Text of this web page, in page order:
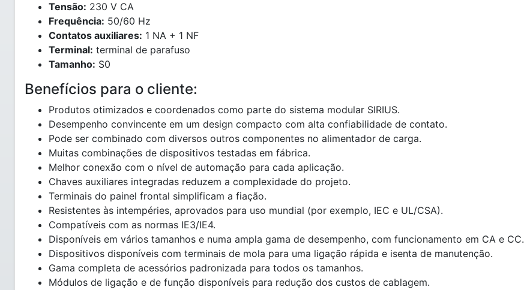
Tensão: 230 V CA
Frequência: 50/60 Hz
Contatos auxiliares: 1 NA + 1 NF
Terminal: terminal de parafuso
Tamanho: S0
Benefícios para o cliente:
Produtos otimizados e coordenados como parte do sistema modular SIRIUS.
Desempenho convincente em um design compacto com alta confiabilidade de contato.
Pode ser combinado com diversos outros componentes no alimentador de carga.
Muitas combinações de dispositivos testadas em fábrica.
Melhor conexão com o nível de automação para cada aplicação.
Chaves auxiliares integradas reduzem a complexidade do projeto.
Terminais do painel frontal simplificam a fiação.
Resistentes às intempéries, aprovados para uso mundial (por exemplo, IEC e UL/CSA).
Compatíveis com as normas IE3/IE4.
Disponíveis em vários tamanhos e numa ampla gama de desempenho, com funcionamento em CA e CC.
Dispositivos disponíveis com terminais de mola para uma ligação rápida e isenta de manutenção.
Gama completa de acessórios padronizada para todos os tamanhos.
Módulos de ligação e de função disponíveis para redução dos custos de cablagem.